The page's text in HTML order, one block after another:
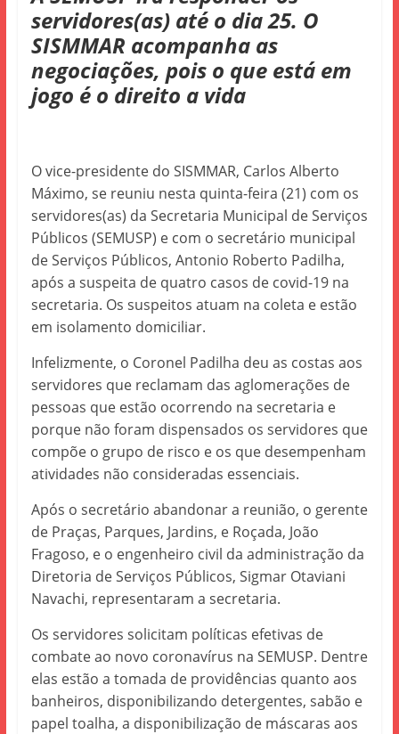
servidores(as) até o dia 25. O
SISMMAR acompanha as
negociações, pois o que está em
jogo é o direito a vida
O vice-presidente do SISMMAR, Carlos Alberto
Máximo, se reuniu nesta quinta-feira (21) com os
servidores(as) da Secretaria Municipal de Serviços
Públicos (SEMUSP) e com o secretário municipal
de Serviços Públicos, Antonio Roberto Padilha,
após a suspeita de quatro casos de covid-19 na
secretaria. Os suspeitos atuam na coleta e estão
em isolamento domiciliar.
Infelizmente, o Coronel Padilha deu as costas aos
servidores que reclamam das aglomerações de
pessoas que estão ocorrendo na secretaria e
porque não foram dispensados os servidores que
compõe o grupo de risco e os que desempenham
atividades não consideradas essenciais.
Após o secretário abandonar a reunião, o gerente
de Praças, Parques, Jardins, e Roçada, João
Fragoso, e o engenheiro civil da administração da
Diretoria de Serviços Públicos, Sigmar Otaviani
Navachi, representaram a secretaria.
Os servidores solicitam políticas efetivas de
combate ao novo coronavírus na SEMUSP. Dentre
elas estão a tomada de providências quanto aos
banheiros, disponibilizando detergentes, sabão e
papel toalha, a disponibilização de máscaras aos